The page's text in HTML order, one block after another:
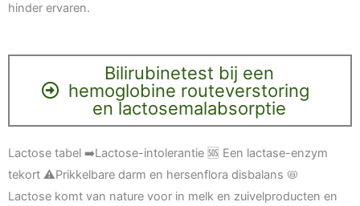
hinder ervaren.
Bilirubinetest bij een
hemoglobine routeverstoring
en lactosemalabsorptie
Lactose tabel ➡️Lactose-intolerantie 🆘 Een lactase-enzym
tekort ⚠️Prikkelbare darm en hersenflora disbalans 📛
Lactose komt van nature voor in melk en zuivelproducten en